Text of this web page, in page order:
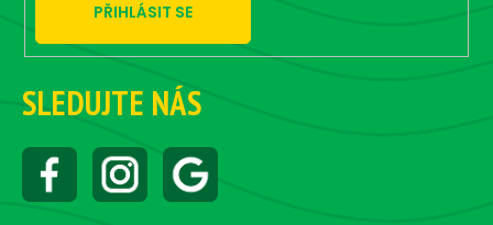
PŘIHLÁSIT SE
SLEDUJTE NÁS